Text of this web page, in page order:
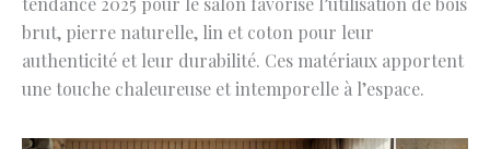
brut, pierre naturelle, lin et coton pour leur
authenticité et leur durabilité. Ces matériaux apportent
une touche chaleureuse et intemporelle à l’espace.